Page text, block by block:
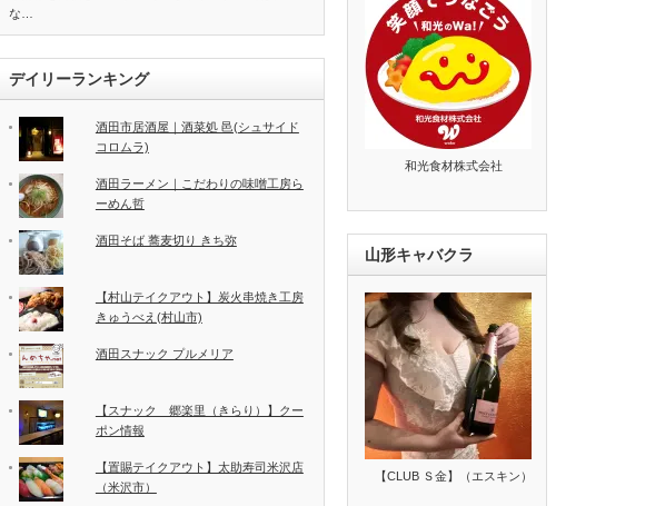
な…
デイリーランキング
酒田市居酒屋｜酒菜処 邑(シュサイド
コロムラ)
酒田ラーメン｜こだわりの味噌工房ら
ーめん哲
酒田そば 蕎麦切り きち弥
【村山テイクアウト】炭火串焼き工房
きゅうべえ(村山市)
酒田スナック プルメリア
【スナック 郷楽里（きらり）】クー
ポン情報
【置賜テイクアウト】太助寿司米沢店
（米沢市）
和光食材株式会社
山形キャバクラ
【CLUB Ｓ金】（エスキン）